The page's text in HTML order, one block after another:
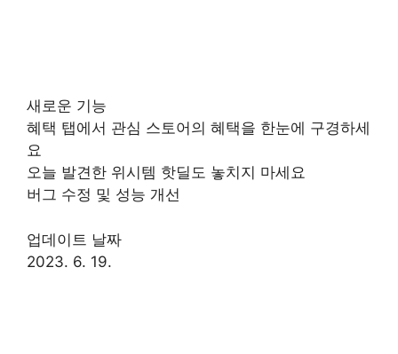
새로운 기능
혜택 탭에서 관심 스토어의 혜택을 한눈에 구경하세
요
오늘 발견한 위시템 핫딜도 놓치지 마세요
버그 수정 및 성능 개선
업데이트 날짜
2023. 6. 19.